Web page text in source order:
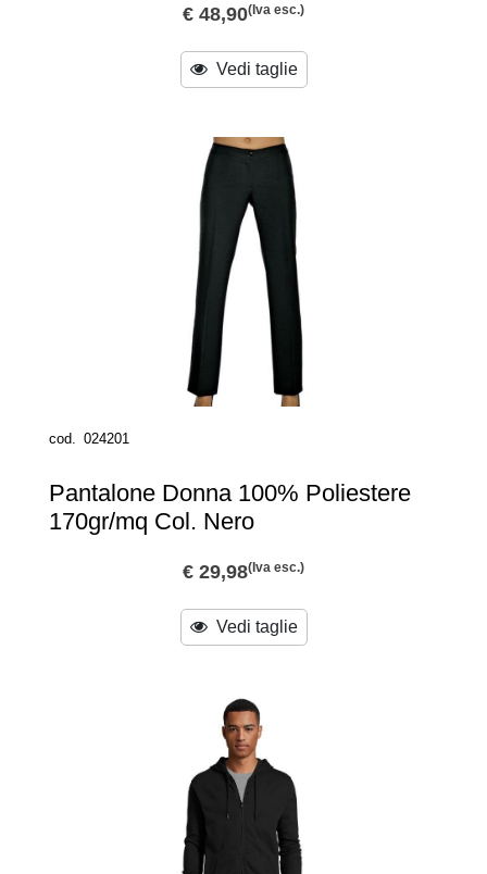
€ 48,90(Iva esc.)
Vedi taglie
cod. 024201
Pantalone Donna 100% Poliestere
170gr/mq Col. Nero
€ 29,98(Iva esc.)
Vedi taglie